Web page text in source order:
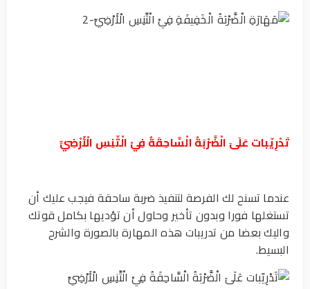
تَدْرِيّبات عَلَىَ الْضَّرْبَةُ الْسَّاحِقَةُ فِيْ الْتِّنِسِ الْأَرْضِيِّ
عندما تسنح لك الفرصة لتنفيذ ضربة ساحقة فيجب عليك أن
تستغلها فورا وبدون تأخير وحاول أن تؤديها بكامل قوتك
واليك بعضا من تدريبات هذه المهارة بالصورة والشرح
البسيط.